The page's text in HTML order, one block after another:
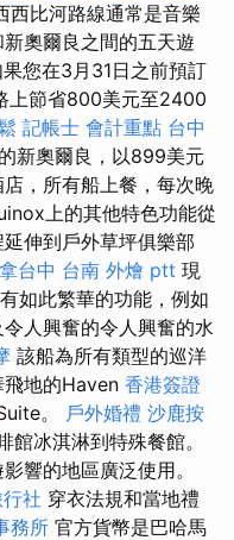
西比河路線通常是音樂
奧爾良之間的五天遊
您在3月31日之前預訂
上節省800美元至2400
記帳士 會計重點 台中
新奧爾良，以899美元
，所有船上餐，每次晚
上的其他特色功能從
伸到戶外草坪俱樂部
台中 台南 外燴 ptt 現
如此繁華的功能，例如
人興奮的令人興奮的水
該船為所有類型的巡洋
地的Haven 香港簽證
。 戶外婚禮 沙鹿按
冰淇淋到特殊餐館。
響的地區廣泛使用。
社 穿衣法規和當地禮
務所 官方貨幣是巴哈馬